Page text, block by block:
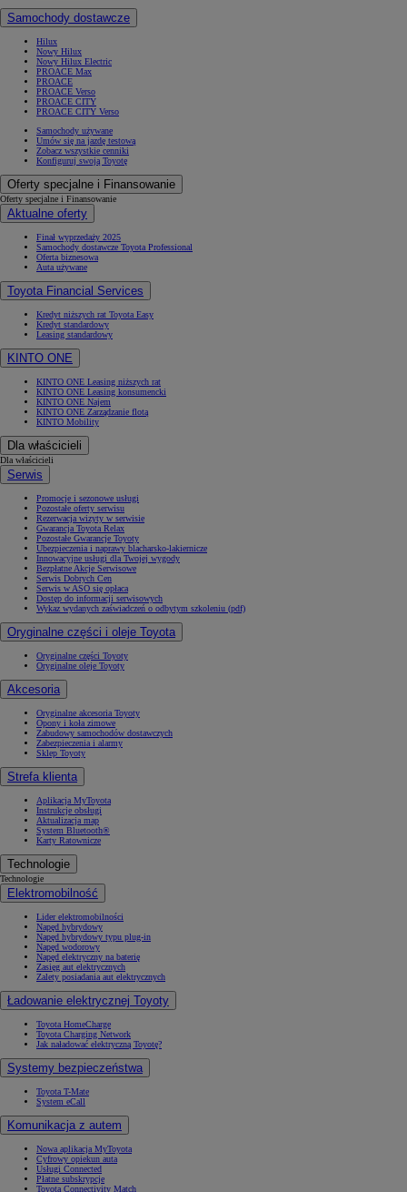
Samochody dostawcze
Hilux
Nowy Hilux
Nowy Hilux Electric
PROACE Max
PROACE
PROACE Verso
PROACE CITY
PROACE CITY Verso
Samochody używane
Umów się na jazdę testową
Zobacz wszystkie cenniki
Konfiguruj swoją Toyotę
Oferty specjalne i Finansowanie
Oferty specjalne i Finansowanie
Aktualne oferty
Finał wyprzedaży 2025
Samochody dostawcze Toyota Professional
Oferta biznesowa
Auta używane
Toyota Financial Services
Kredyt niższych rat Toyota Easy
Kredyt standardowy
Leasing standardowy
KINTO ONE
KINTO ONE Leasing niższych rat
KINTO ONE Leasing konsumencki
KINTO ONE Najem
KINTO ONE Zarządzanie flotą
KINTO Mobility
Dla właścicieli
Dla właścicieli
Serwis
Promocje i sezonowe usługi
Pozostałe oferty serwisu
Rezerwacja wizyty w serwisie
Gwarancja Toyota Relax
Pozostałe Gwarancje Toyoty
Ubezpieczenia i naprawy blacharsko-lakiernicze
Innowacyjne usługi dla Twojej wygody
Bezpłatne Akcje Serwisowe
Serwis Dobrych Cen
Serwis w ASO się opłaca
Dostęp do informacji serwisowych
Wykaz wydanych zaświadczeń o odbytym szkoleniu (pdf)
Oryginalne części i oleje Toyota
Oryginalne części Toyoty
Oryginalne oleje Toyoty
Akcesoria
Oryginalne akcesoria Toyoty
Opony i koła zimowe
Zabudowy samochodów dostawczych
Zabezpieczenia i alarmy
Sklep Toyoty
Strefa klienta
Aplikacja MyToyota
Instrukcje obsługi
Aktualizacja map
System Bluetooth®
Karty Ratownicze
Technologie
Technologie
Elektromobilność
Lider elektromobilności
Napęd hybrydowy
Napęd hybrydowy typu plug-in
Napęd wodorowy
Napęd elektryczny na baterię
Zasięg aut elektrycznych
Zalety posiadania aut elektrycznych
Ładowanie elektrycznej Toyoty
Toyota HomeCharge
Toyota Charging Network
Jak naładować elektryczną Toyotę?
Systemy bezpieczeństwa
Toyota T-Mate
System eCall
Komunikacja z autem
Nowa aplikacja MyToyota
Cyfrowy opiekun auta
Usługi Connected
Płatne subskrypcje
Toyota Connectivity Match